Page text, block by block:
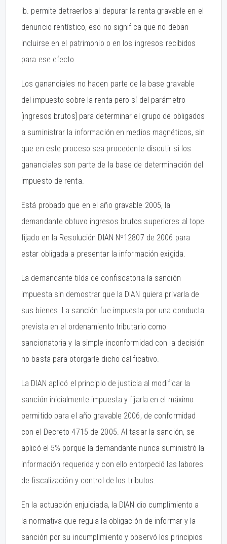
ib. permite detraerlos al depurar la renta gravable en el
denuncio rentístico, eso no significa que no deban
incluirse en el patrimonio o en los ingresos recibidos
para ese efecto.
Los gananciales no hacen parte de la base gravable
del impuesto sobre la renta pero sí del parámetro
[ingresos brutos] para determinar el grupo de obligados
a suministrar la información en medios magnéticos, sin
que en este proceso sea procedente discutir si los
gananciales son parte de la base de determinación del
impuesto de renta.
Está probado que en el año gravable 2005, la
demandante obtuvo ingresos brutos superiores al tope
fijado en la Resolución DIAN Nº12807 de 2006 para
estar obligada a presentar la información exigida.
La demandante tilda de confiscatoria la sanción
impuesta sin demostrar que la DIAN quiera privarla de
sus bienes. La sanción fue impuesta por una conducta
prevista en el ordenamiento tributario como
sancionatoria y la simple inconformidad con la decisión
no basta para otorgarle dicho calificativo.
La DIAN aplicó el principio de justicia al modificar la
sanción inicialmente impuesta y fijarla en el máximo
permitido para el año gravable 2006, de conformidad
con el Decreto 4715 de 2005. Al tasar la sanción, se
aplicó el 5% porque la demandante nunca suministró la
información requerida y con ello entorpeció las labores
de fiscalización y control de los tributos.
En la actuación enjuiciada, la DIAN dio cumplimiento a
la normativa que regula la obligación de informar y la
sanción por su incumplimiento y observó los principios